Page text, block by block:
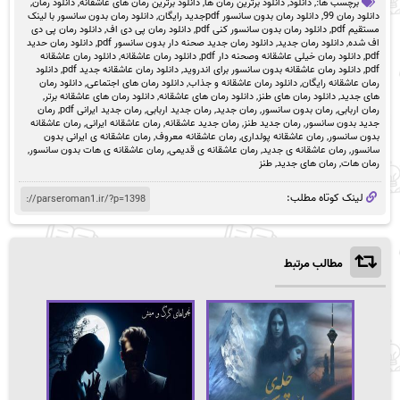
دانلود رمان 99
,دانلود رمان بدون سانسور pdfجدید رایگان ,دانلود رمان بدون سانسور با لینک
مستقیم pdf
,دانلود رمان بدون سانسور کنی pdf ,دانلود رمان پی دی اف,دانلود رمان پی دی
اف شده,دانلود رمان جدید,دانلود رمان جدید صحنه دار بدون سانسور pdf ,دانلود رمان حدید
pdf
,دانلود رمان خیلی عاشقانه وصحنه دار pdf ,دانلود رمان عاشقانه,دانلود رمان عاشقانه
pdf
,دانلود رمان عاشقانه بدون سانسور برای اندروید,دانلود رمان عاشقانه جدید pdf ,دانلود
رمان عاشقانه رایگان,دانلود رمان عاشقانه و جذاب,دانلود رمان های اجتماعی,دانلود رمان
های جدید,دانلود رمان های طنز,دانلود رمان های عاشقانه,دانلود رمان های عاشقانه برتر,
رمان اربابی,رمان بدون سانسور,رمان جدید,رمان جدید اربابی,رمان جدید ایرانی pdf ,رمان
جدید بدون سانسور,رمان جدید طنز,رمان جدید عاشقانه,رمان عاشقانه ایرانی,رمان عاشقانه
بدون سانسور,رمان عاشقانه پولداری,رمان عاشقانه معروف,رمان عاشقانه ی ایرانی بدون
سانسور,رمان عاشقانه ی جدید,رمان عاشقانه ی قدیمی,رمان عاشقانه ی هات بدون سانسور,
رمان هات,رمان های جدید,طنز
لینک کوتاه مطلب:
مطالب مرتبط